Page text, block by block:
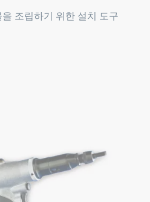
조립하기 위한 설치 도구